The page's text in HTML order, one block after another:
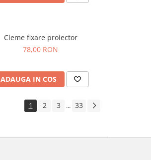
Cleme fixare proiector
78,00 RON
ADAUGA IN COS
1 2 3 ... 33